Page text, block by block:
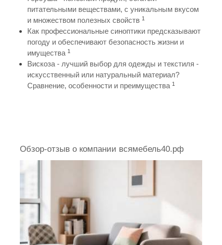
питательными веществами, с уникальным вкусом
и множеством полезных свойств 1
Как профессиональные синоптики предсказывают
погоду и обеспечивают безопасность жизни и
имущества 1
Вискоза - лучший выбор для одежды и текстиля -
искусственный или натуральный материал?
Сравнение, особенности и преимущества 1
Обзор-отзыв о компании всямебель40.рф